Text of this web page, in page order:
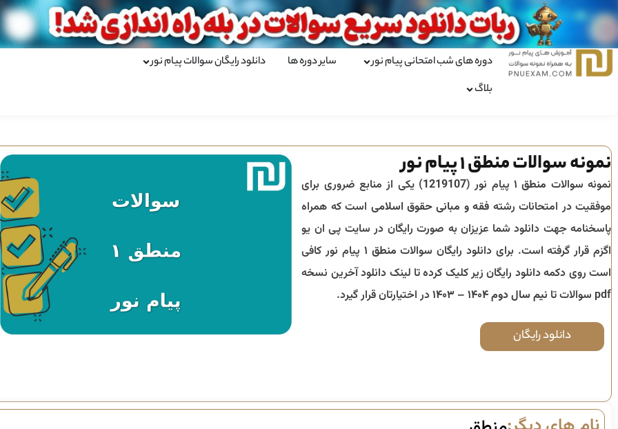
دوره های شب امتحانی پیام نور سایر دوره ها
دانلود رایگان سوالات پیام نور
بلاگ
نمونه سوالات منطق ۱ پیام نور
نمونه سوالات منطق ۱ پیام نور (1219107) یکی از منابع ضروری برای
موفقیت در امتحانات رشته فقه و مبانی حقوق اسلامی است که همراه
پاسخنامه جهت دانلود شما عزیزان به صورت رایگان در سایت پی ان یو
اگزم قرار گرفته است. برای دانلود رایگان سوالات منطق ۱
پیام نور کافی
است روی دکمه دانلود رایگان زیر کلیک کرده تا لینک دانلود آخرین نسخه
pdf سوالات تا
نیم سال دوم ۱۴۰۴ – ۱۴۰۳ در اختیارتان قرار گیرد.
دانلود رایگان